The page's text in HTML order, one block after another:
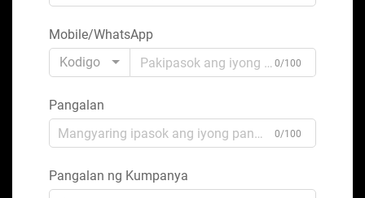
Mobile/WhatsApp
Kodigo
0/100
Pangalan
0/100
Pangalan ng Kumpanya